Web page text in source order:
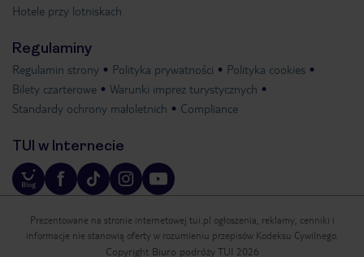
Hotele przy lotniskach
Regulaminy
Regulamin strony Polityka prywatności
Polityka cookies
Bilety czarterowe
Warunki imprez turystycznych
Standardy ochrony małoletnich
Compliance
TUI w Internecie
Prezentowane na stronie internetowej tui.pl ogłoszenia, reklamy, cenniki i
informacje nie stanowią oferty w rozumieniu przepisów Kodeksu Cywilnego.
Copyright Biuro podróży TUI 2026